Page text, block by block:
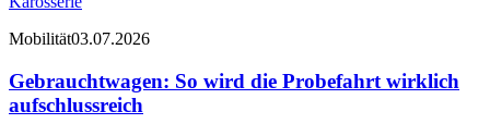
Mobilität03.07.2026
Gebrauchtwagen: So wird die Probefahrt wirklich
aufschlussreich